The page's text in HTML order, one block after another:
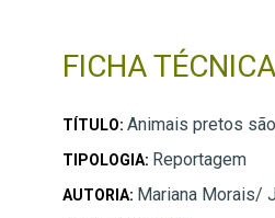
FICHA TÉCNICA
TÍTULO: Animais pretos
TIPOLOGIA: Reportagem
AUTORIA: Mariana Morais/